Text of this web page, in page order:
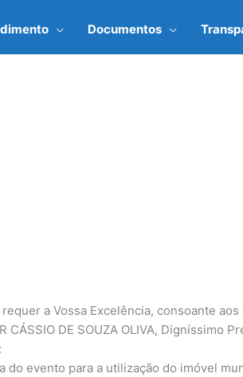
Documentos
a Vossa Excelência, consoante
DE SOUZA OLIVA, Digníssimo
evento para a utilização do imóvel